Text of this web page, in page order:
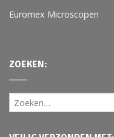
Euromex Microscopen
ZOEKEN: